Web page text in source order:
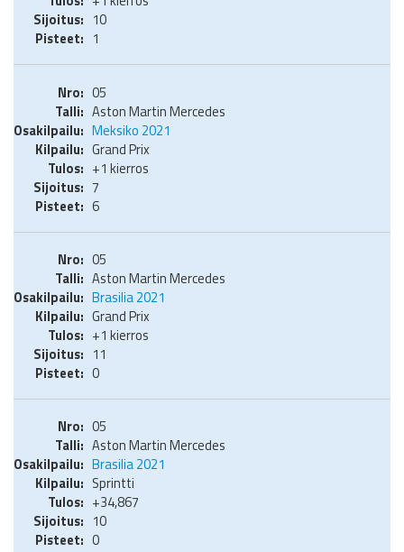
10
1
05
Aston Martin Mercedes
Meksiko 2021
Grand Prix
+1 kierros
7
6
05
Aston Martin Mercedes
Brasilia 2021
Grand Prix
+1 kierros
11
0
05
Aston Martin Mercedes
Brasilia 2021
Sprintti
+34,867
10
0